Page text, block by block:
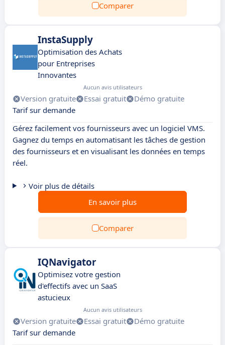
Comparer
InstaSupply
Optimisation des Achats
pour Entreprises
Innovantes
Aucun avis utilisateurs
Version gratuite Essai gratuit
Démo gratuite
Tarif sur demande
Gérez facilement vos fournisseurs avec un logiciel VMS.
Gagnez du temps en automatisant les tâches de gestion
des fournisseurs et en visualisant les données en temps
réel.
Voir plus de détails
En savoir plus
Comparer
IQNavigator
Optimisez votre gestion
d'effectifs avec un SaaS
astucieux
Aucun avis utilisateurs
Version gratuite Essai gratuit
Démo gratuite
Tarif sur demande